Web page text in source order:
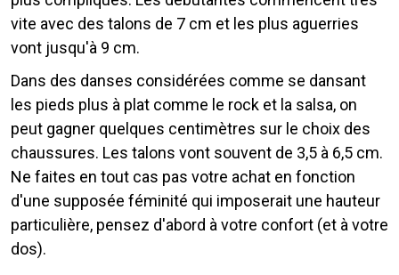
vite avec des talons de 7 cm et les plus aguerries
vont jusqu'à 9 cm.
Dans des danses considérées comme se dansant
les pieds plus à plat comme le rock et la salsa, on
peut gagner quelques centimètres sur le choix des
chaussures. Les talons vont souvent de 3,5 à 6,5 cm.
Ne faites en tout cas pas votre achat en fonction
d'une supposée féminité qui imposerait une hauteur
particulière, pensez d'abord à votre confort (et à votre
dos).